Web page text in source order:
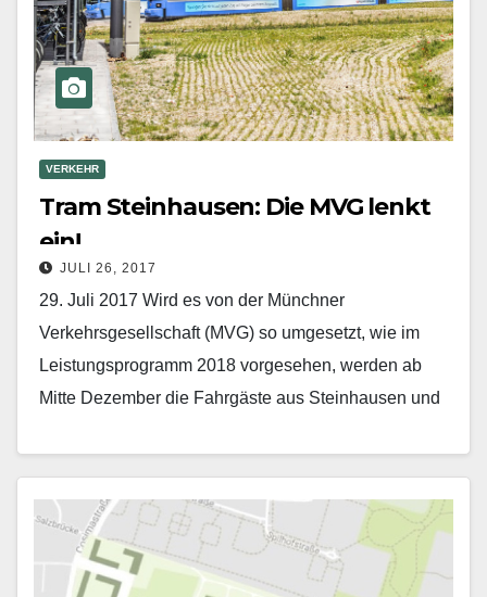
VERKEHR
Tram Steinhausen: Die MVG lenkt
ein!
JULI 26, 2017
29. Juli 2017 Wird es von der Münchner
Verkehrsgesellschaft (MVG) so umgesetzt, wie im
Leistungsprogramm 2018 vorgesehen, werden ab
Mitte Dezember die Fahrgäste aus Steinhausen und
Mehr erfahren